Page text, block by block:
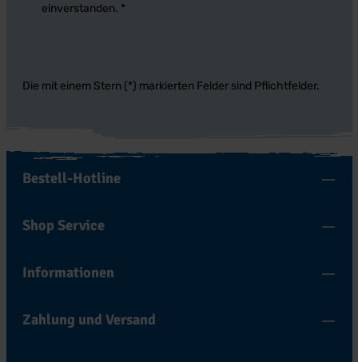
einverstanden. *
Die mit einem Stern (*) markierten Felder sind Pflichtfelder.
Bestell-Hotline
Shop Service
Informationen
Zahlung und Versand